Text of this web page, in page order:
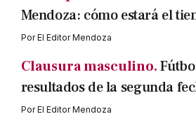
Mendoza: cómo estará el
PorEl Editor Mendoza
Clausura masculino.
resultados de la segunda
PorEl Editor Mendoza